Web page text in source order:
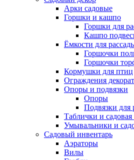
Арки садовые
Горшки и кашпо
Горшки для
Кашпо
Ёмкости для
Горшочки
Горшочки
Кормушки для птиц
Ограждения
Опоры и подвязки
Опоры
Подвязки для
Таблички и садовая
Умывальники и
Садовый инвентарь
Аэраторы
Вилы